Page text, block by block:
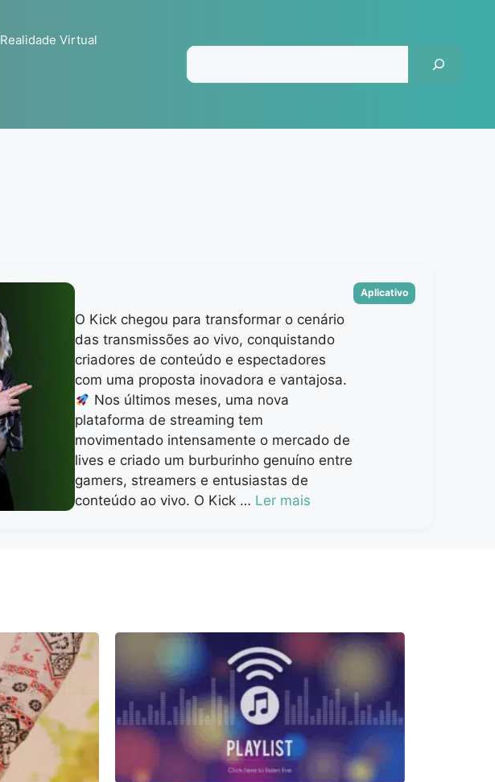
Realidade Virtual
O Kick chegou para transformar o cenário
das transmissões ao vivo, conquistando
criadores de conteúdo e espectadores
com uma proposta inovadora e vantajosa.
Nos últimos meses, uma nova
plataforma de streaming tem
movimentado intensamente o mercado de
lives e criado um burburinho genuíno entre
gamers, streamers e entusiastas de
conteúdo ao vivo. O Kick … Ler mais
Categorias
Aplicativo